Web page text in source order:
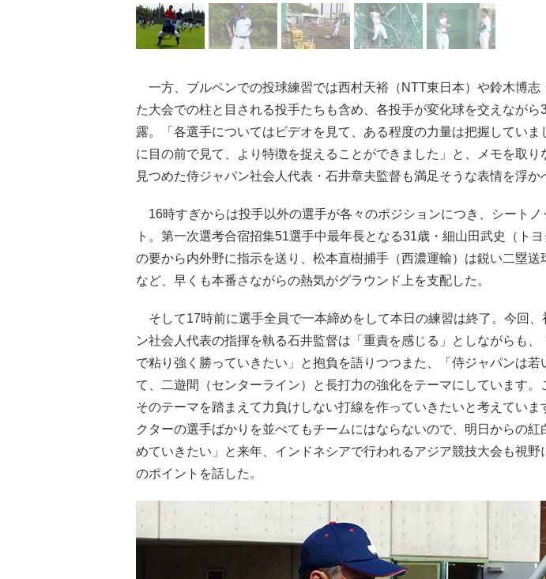
一方、ブルペンでの投球練習では西村天裕（NTT東日本）や鈴木博志
た大会での柱と目される投手たちも含め、各投手が変化球を交えながら
露。「各選手についてはビデオを見て、ある程度の力量は把握していま
に目の前で見て、より特徴を捉えることができました」と、メモを取り
見つめた侍ジャパン社会人代表・石井章夫監督も満足そうな表情を浮か
16時すぎからは投手以外の選手が各々のポジションにつき、シートノ
ト。第一次選考合宿招集51選手中最年長となる31歳・細山田武史（ト
の要から内外野に指示を送り、松本直樹捕手（西濃運輸）は鋭い二塁送
など、早くも本番さながらの熱気がグラウンド上を支配した。
そして17時前に選手全員で一本締めをして本日の練習は終了。今回、
ン社会人代表の指揮を執る石井監督は「重責を感じる」としながらも、
で粘り強く勝っていきたい」と抱負を語りつつまた、「侍ジャパンは若
て、二遊間（センターライン）と長打力の強化をテーマにしています。
そのテーマを踏まえて力負けしない打線を作っていきたいと考えていま
クターの選手ばかりを並べてもチームにはならないので、明日からの紅
めていきたい」と来年、インドネシアで行われるアジア競技大会も視野
のポイントを話した。